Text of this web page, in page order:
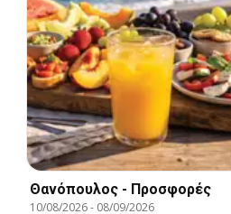
Θανόπουλος - Προσφορές
10/08/2026- 08/09/2026